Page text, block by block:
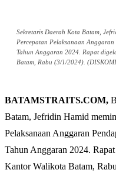
Sekretaris Daerah Kota Batam,
Percepatan Pelaksanaan
Tahun Anggaran 2024. Rapat
Batam, Rabu (3/1/2024).
BATAMSTRAITS.COM,
Batam, Jefridin Hamid
Pelaksanaan Anggaran
Tahun Anggaran 2024.
Kantor Walikota Batam,